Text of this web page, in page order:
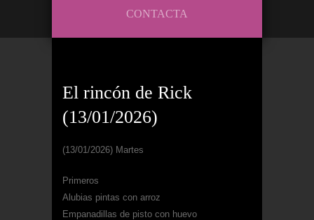
CONTACTA
El rincón de Rick
(13/01/2026)
(13/01/2026) Martes
Primeros
Alubias pintas con arroz
Empanadillas de pisto con huevo